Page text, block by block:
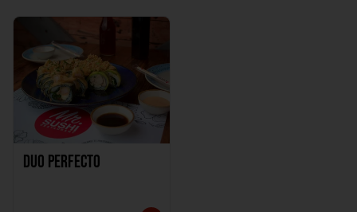
Duo perfecto